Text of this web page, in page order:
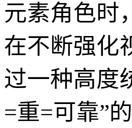
元素角色时
在不断强化
过一种高度
=重=可靠”